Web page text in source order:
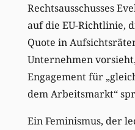
Rechtsausschusses
auf die EU-Richtlinie,
Quote in
Unternehmen
Engagement für
dem Arbeitsmarkt“
Ein Feminismus, der